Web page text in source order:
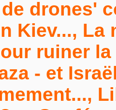
drones'
Kiev..., La
ruiner
- et